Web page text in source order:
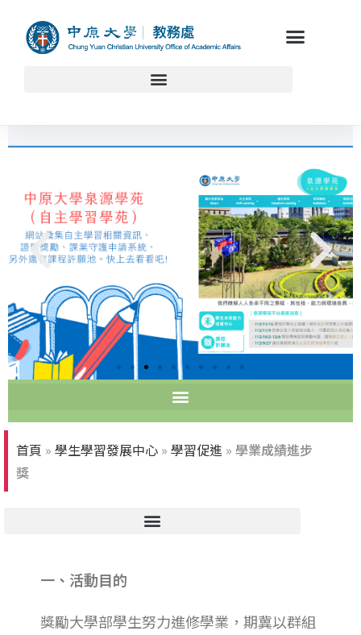
首頁 » 學生學習發展中心 » 學習促進 » 學業成績進步
獎
一、活動目的
獎勵大學部學生努力進修學業，期冀以群組